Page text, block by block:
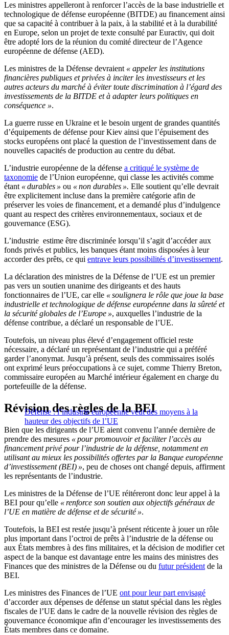
Les ministres appelleront à renforcer l’accès de la base industrielle et
technologique de défense européenne (BITDE) au financement ainsi
que sa capacité à contribuer à la paix, à la stabilité et à la durabilité
en Europe, selon un projet de texte consulté par Euractiv, qui doit
être adopté lors de la réunion du comité directeur de l’Agence
européenne de défense (AED).
Les ministres de la Défense devraient « appeler les institutions
financières publiques et privées à inciter les investisseurs et les
autres acteurs du marché à éviter toute discrimination à l’égard des
investissements de la BITDE et à adapter leurs politiques en
conséquence ».
La guerre russe en Ukraine et le besoin urgent de grandes quantités
d’équipements de défense pour Kiev ainsi que l’épuisement des
stocks européens ont placé la question de l’investissement dans de
nouvelles capacités de production au centre du débat.
L’industrie européenne de la défense a critiqué le système de
taxonomie de l’Union européenne, qui classe les activités comme
étant « durables » ou « non durables ». Elle soutient qu’elle devrait
être explicitement incluse dans la première catégorie afin de
préserver les voies de financement, et a demandé plus d’indulgence
quant au respect des critères environnementaux, sociaux et de
gouvernance (ESG).
L’industrie estime être discriminée lorsqu’il s’agit d’accéder aux
fonds privés et publics, les banques étant moins disposées à leur
accorder des prêts, ce qui entrave leurs possibilités d’investissement.
La déclaration des ministres de la Défense de l’UE est un premier
pas vers un soutien unanime des dirigeants et des hauts
fonctionnaires de l’UE, car elle « soulignera le rôle que joue la base
industrielle et technologique de défense européenne dans la sûreté et
la sécurité globales de l’Europe », auxquelles l’industrie de la
défense contribue, a déclaré un responsable de l’UE.
Toutefois, un niveau plus élevé d’engagement officiel reste
nécessaire, a déclaré un représentant de l’industrie qui a préféré
garder l’anonymat. Jusqu’à présent, seuls des commissaires isolés
ont exprimé leurs préoccupations à ce sujet, comme Thierry Breton,
commissaire européen au Marché intérieur également en charge du
portefeuille de la défense.
Défense : l’industrie européenne veut des moyens à la
hauteur des objectifs de l’UE
Révision des règles de la BEI
Bien que les dirigeants de l’UE aient convenu l’année dernière de
prendre des mesures « pour promouvoir et faciliter l’accès au
financement privé pour l’industrie de la défense, notamment en
utilisant au mieux les possibilités offertes par la Banque européenne
d’investissement (BEI) », peu de choses ont changé depuis, affirment
les représentants de l’industrie.
Les ministres de la Défense de l’UE réitéreront donc leur appel à la
BEI pour qu’elle « renforce son soutien aux objectifs généraux de
l’UE en matière de défense et de sécurité ».
Toutefois, la BEI est restée jusqu’à présent réticente à jouer un rôle
plus important dans l’octroi de prêts à l’industrie de la défense ou
aux États membres à des fins militaires, et la décision de modifier cet
aspect de la banque est davantage entre les mains des ministres des
Finances que des ministres de la Défense ou du futur président de la
BEI.
Les ministres des Finances de l’UE ont pour leur part envisagé
d’accorder aux dépenses de défense un statut spécial dans les règles
fiscales de l’UE dans le cadre de la nouvelle révision des règles de
gouvernance économique afin d’encourager les investissements des
États membres dans ce domaine.